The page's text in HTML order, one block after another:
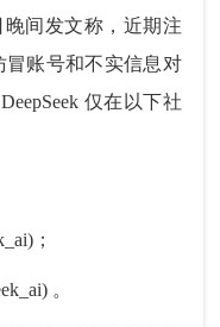
间发文称，近期注
冒账号和不实信息对
仅在以下社
；
。